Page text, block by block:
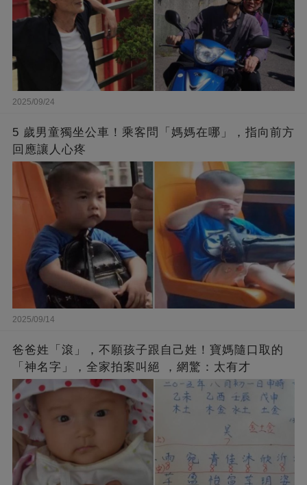
2025/09/24
5 歲男童獨坐公車！乘客問「媽媽在哪」，指向前方
回應讓人心疼
2025/09/14
爸爸姓「滾」，不願孩子跟自己姓！寶媽隨口取的
「神名字」，全家拍案叫絕 ，網驚：太有才